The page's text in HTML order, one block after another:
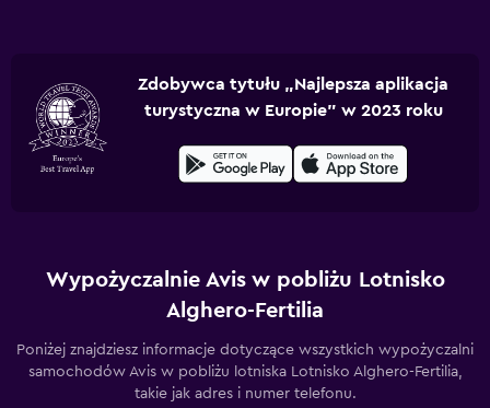
Zdobywca tytułu „Najlepsza aplikacja
turystyczna w Europie” w 2023 roku
Wypożyczalnie Avis w pobliżu Lotnisko
Alghero-Fertilia
Poniżej znajdziesz informacje dotyczące wszystkich wypożyczalni
samochodów Avis w pobliżu lotniska Lotnisko Alghero-Fertilia,
takie jak adres i numer telefonu.